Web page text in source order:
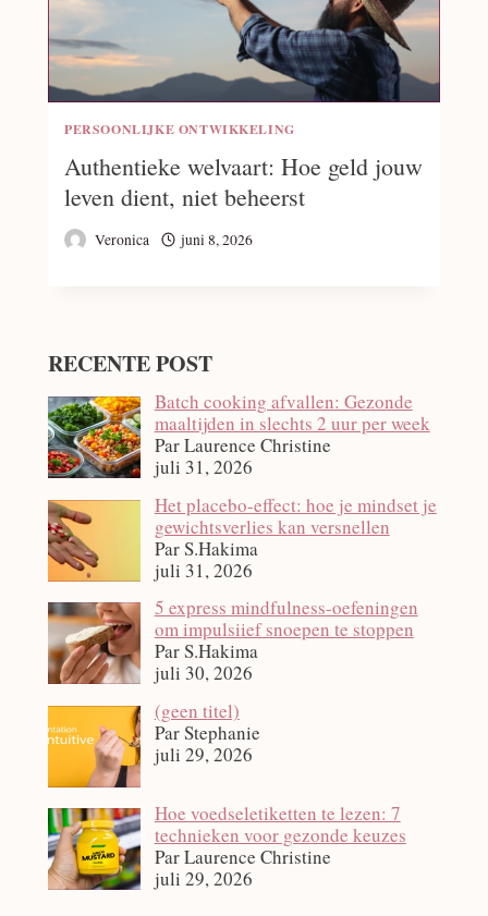
PERSOONLIJKE ONTWIKKELING
Authentieke welvaart: Hoe geld jouw
leven dient, niet beheerst
Veronica juni 8, 2026
RECENTE POST
Batch cooking afvallen: Gezonde
maaltijden in slechts 2 uur per week
Par Laurence Christine
juli 31, 2026
Het placebo-effect: hoe je mindset je
gewichtsverlies kan versnellen
Par S.Hakima
juli 31, 2026
5 express mindfulness-oefeningen
om impulsiief snoepen te stoppen
Par S.Hakima
juli 30, 2026
(geen titel)Bericht
12140
Par Stephanie
juli 29, 2026
Hoe voedseletiketten te lezen: 7
technieken voor gezonde keuzes
Par Laurence Christine
juli 29, 2026